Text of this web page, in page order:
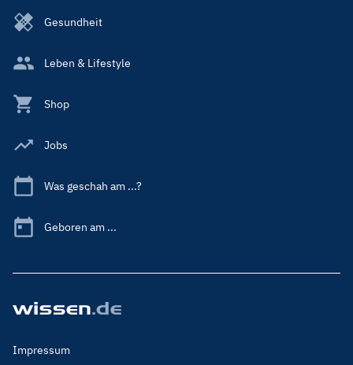
Gesundheit
Leben & Lifestyle
Shop
Jobs
Was geschah am ...?
Geboren am ...
Footer
Impressum